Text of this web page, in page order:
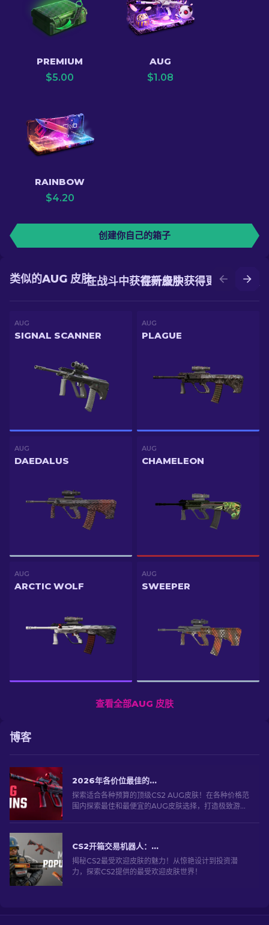
PREMIUM
$5.00
AUG
$1.08
RAINBOW
$4.20
创建你自己的箱子
在升级中获得更好的皮肤
在战斗中获得新皮肤
类似的AUG 皮肤
AUG
SIGNAL SCANNER
AUG
PLAGUE
AUG
DAEDALUS
AUG
CHAMELEON
AUG
ARCTIC WOLF
AUG
SWEEPER
查看全部AUG 皮肤
博客
2026年各价位最佳的CS2 AUG皮肤
探索适合各种预算的顶级CS2 AUG皮肤！在各种价格范
围内探索最佳和最便宜的AUG皮肤选择，打造极致游戏
CS2开箱交易机器人：深入探索
揭秘CS2最受欢迎皮肤的魅力！从惊艳设计到投资潜
力，探索CS2提供的最受欢迎皮肤世界！